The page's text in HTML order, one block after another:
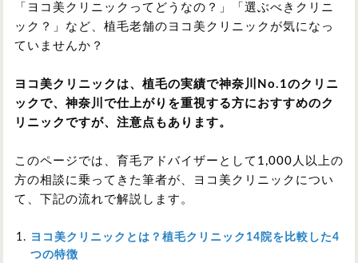
「ヨコ美クリニックってどうなの？」「選ぶべきクリニ
ック？」など、植毛老舗のヨコ美クリニックが気になっ
ていませんか？
ヨコ美クリニックは、植毛の実績で神奈川No.1のクリニ
ックで、神奈川で仕上がりを重視する方におすすめのク
リニックですが、注意点もあります。
このページでは、育毛アドバイザーとして1,000人以上の
方の相談に乗ってきた筆者が、ヨコ美クリニックについ
て、下記の流れで解説します。
ヨコ美クリニックとは？植毛クリニック14院を比較した4
つの特徴
かつら・ヴィッグ シャンプー
植毛 病院・クリニック